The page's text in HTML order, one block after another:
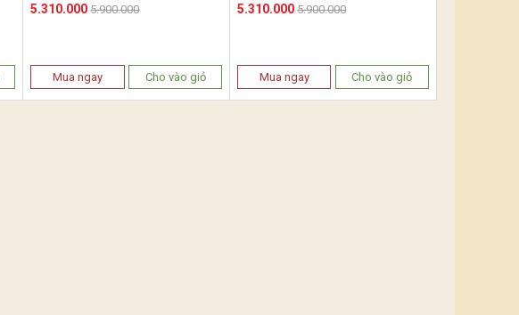
5.310.0005.900.000
Mua ngay Cho vào giỏ
5.310.0005.900.000
Mua ngay Cho vào giỏ